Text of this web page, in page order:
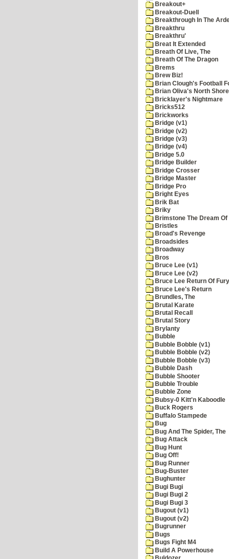
Breakout+
Breakout-Duell
Breakthrough In The
Breakthru
Breakthru'
Breat It Extended
Breath Of Live, The
Breath Of The Dragon
Brems
Brew Biz!
Brian Clough's Football
Brian Oliva's North
Bricklayer's Nightmare
Bricks512
Brickworks
Bridge (v1)
Bridge (v2)
Bridge (v3)
Bridge (v4)
Bridge 5.0
Bridge Builder
Bridge Crosser
Bridge Master
Bridge Pro
Bright Eyes
Brik Bat
Briky
Brimstone The Dream Of
Bristles
Broad's Revenge
Broadsides
Broadway
Bros
Bruce Lee (v1)
Bruce Lee (v2)
Bruce Lee Return Of Fury
Bruce Lee's Return
Brundles, The
Brutal Karate
Brutal Recall
Brutal Story
Brylanty
Bubble
Bubble Bobble (v1)
Bubble Bobble (v2)
Bubble Bobble (v3)
Bubble Dash
Bubble Shooter
Bubble Trouble
Bubble Zone
Bubsy-0 Kitt'n Kaboodle
Buck Rogers
Buffalo Stampede
Bug
Bug And The Spider, The
Bug Attack
Bug Hunt
Bug Off!
Bug Runner
Bug-Buster
Bughunter
Bugi Bugi
Bugi Bugi 2
Bugi Bugi 3
Bugout (v1)
Bugout (v2)
Bugrunner
Bugs
Bugs Fight M4
Build A Powerhouse